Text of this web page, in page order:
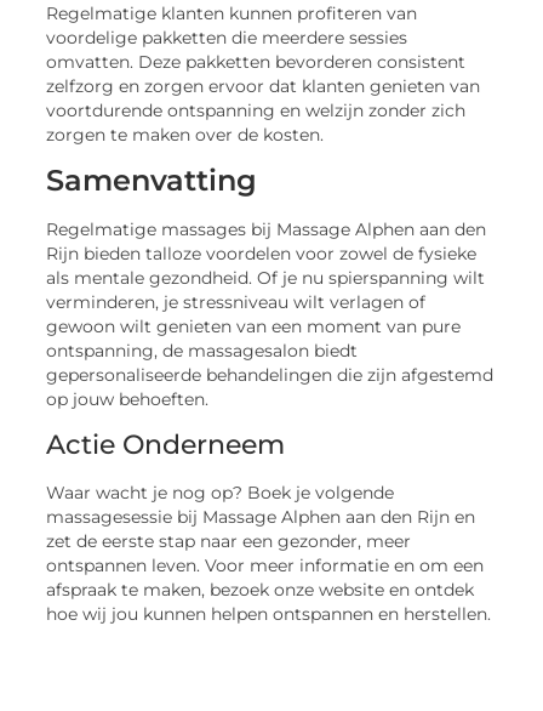
Regelmatige klanten kunnen profiteren van
voordelige pakketten die meerdere sessies
omvatten. Deze pakketten bevorderen consistent
zelfzorg en zorgen ervoor dat klanten genieten van
voortdurende ontspanning en welzijn zonder zich
zorgen te maken over de kosten.
Samenvatting
Regelmatige massages bij Massage Alphen aan den
Rijn bieden talloze voordelen voor zowel de fysieke
als mentale gezondheid. Of je nu spierspanning wilt
verminderen, je stressniveau wilt verlagen of
gewoon wilt genieten van een moment van pure
ontspanning, de massagesalon biedt
gepersonaliseerde behandelingen die zijn afgestemd
op jouw behoeften.
Actie Onderneem
Waar wacht je nog op? Boek je volgende
massagesessie bij Massage Alphen aan den Rijn en
zet de eerste stap naar een gezonder, meer
ontspannen leven. Voor meer informatie en om een
afspraak te maken, bezoek onze website en ontdek
hoe wij jou kunnen helpen ontspannen en herstellen.